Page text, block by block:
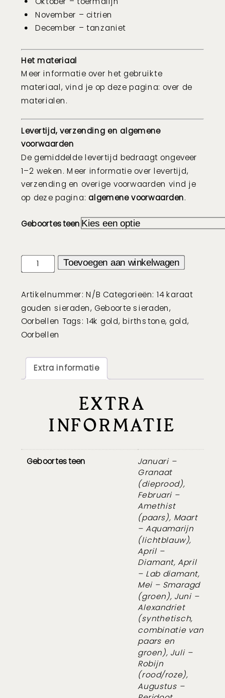
November – citrien
December – tanzaniet
Het materiaal
Meer informatie over het gebruikte
materiaal, vind je op deze pagina: over de
materialen.
Levertijd, verzending en algemene
voorwaarden
De gemiddelde levertijd bedraagt ongeveer
1–2 weken. Meer informatie over levertijd,
verzending en overige voorwaarden vind je
op deze pagina:algemene voorwaarden.
Geboortesteen
Geboortesteen
oorbellen
triple
dot
-
14k
aantal
Toevoegen aan winkelwagen
Artikelnummer:N/B Categorieën: 14 karaat
gouden sieraden,Geboorte sieraden,
Oorbellen Tags: 14k gold,birthstone,gold,
Oorbellen
Extra informatie
EXTRA
INFORMATIE
Geboortesteen Januari –
Granaat
(dieprood),
Februari –
Amethist
(paars), Maart
– Aquamarijn
(lichtblauw),
April –
Diamant, April
– Lab diamant,
Mei – Smaragd
(groen), Juni –
Alexandriet
(synthetisch,
combinatie van
paars en
groen), Juli –
Robijn
(rood/roze),
Augustus –